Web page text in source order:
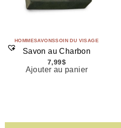
HOMMESAVONSSOIN DU VISAGE
Savon au Charbon
7,99$
Ajouter au panier